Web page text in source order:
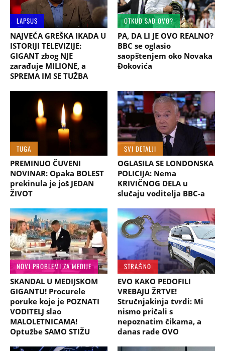
LAPSUS
NAJVEĆA GREŠKA IKADA U
ISTORIJI TELEVIZIJE:
GIGANT zbog NJE
zarađuje MILIONE, a
SPREMA IM SE TUŽBA
OTKUD SAD OVO?
PA, DA LI JE OVO REALNO?
BBC se oglasio
saopštenjem oko Novaka
Đokovića
TUGA
PREMINUO ČUVENI
NOVINAR: Opaka BOLEST
prekinula je još JEDAN
ŽIVOT
SVI DETALJI
OGLASILA SE LONDONSKA
POLICIJA: Nema
KRIVIČNOG DELA u
slučaju voditelja BBC-a
NOVI PROBLEMI ZA MEDIJE
SKANDAL U MEDIJSKOM
GIGANTU! Procurele
poruke koje je POZNATI
VODITELJ slao
MALOLETNICAMA!
Optužbe SAMO STIŽU
STRAŠNO
EVO KAKO PEDOFILI
VREBAJU ŽRTVE!
Stručnjakinja tvrdi: Mi
nismo pričali s
nepoznatim čikama, a
danas rade OVO